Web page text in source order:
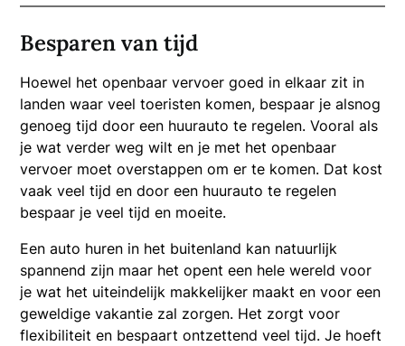
Besparen van tijd
Hoewel het openbaar vervoer goed in elkaar zit in
landen waar veel toeristen komen, bespaar je alsnog
genoeg tijd door een huurauto te regelen. Vooral als
je wat verder weg wilt en je met het openbaar
vervoer moet overstappen om er te komen. Dat kost
vaak veel tijd en door een huurauto te regelen
bespaar je veel tijd en moeite.
Een auto huren in het buitenland kan natuurlijk
spannend zijn maar het opent een hele wereld voor
je wat het uiteindelijk makkelijker maakt en voor een
geweldige vakantie zal zorgen. Het zorgt voor
flexibiliteit en bespaart ontzettend veel tijd. Je hoeft